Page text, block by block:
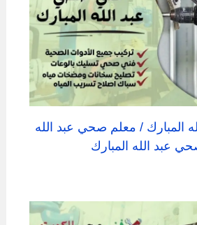
المبارك / معلم صحي عبد الله
عبد الله المبارك